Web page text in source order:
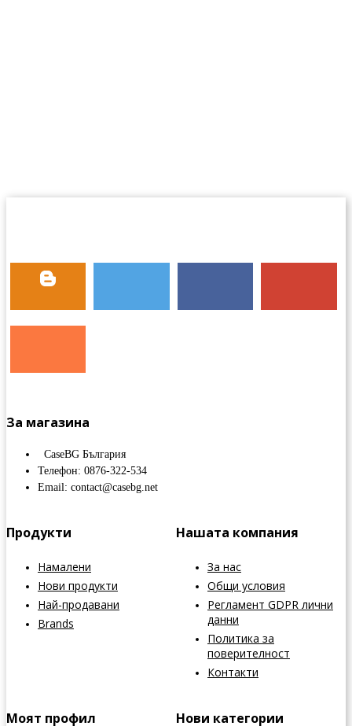
За магазина
CaseBG България
Телефон: 0876-322-534
Email: contact@casebg.net
Продукти
Намалени
Нови продукти
Най-продавани
Brands
Нашата компания
За нас
Общи условия
Регламент GDPR лични
данни
Политика за
поверителност
Контакти
Моят профил Нови категории